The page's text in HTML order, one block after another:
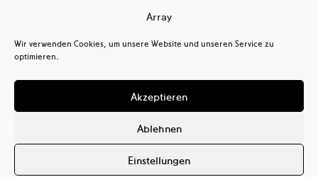
Array
Wir verwenden Cookies, um unsere Website und unseren Service zu
optimieren.
Akzeptieren
Ablehnen
Einstellungen
tel+ 49(0)30.47 37 39 39
mail@ostkreuz.de
Mein Konto
Warenkorb
Datenschutzerklärung (EU)
Haftungsausschluss